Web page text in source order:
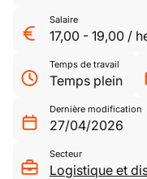
Salaire
17,00 - 19,00 /
Temps de travail
Temps plein
Dernière modification
27/04/2026
Secteur
Logistique et